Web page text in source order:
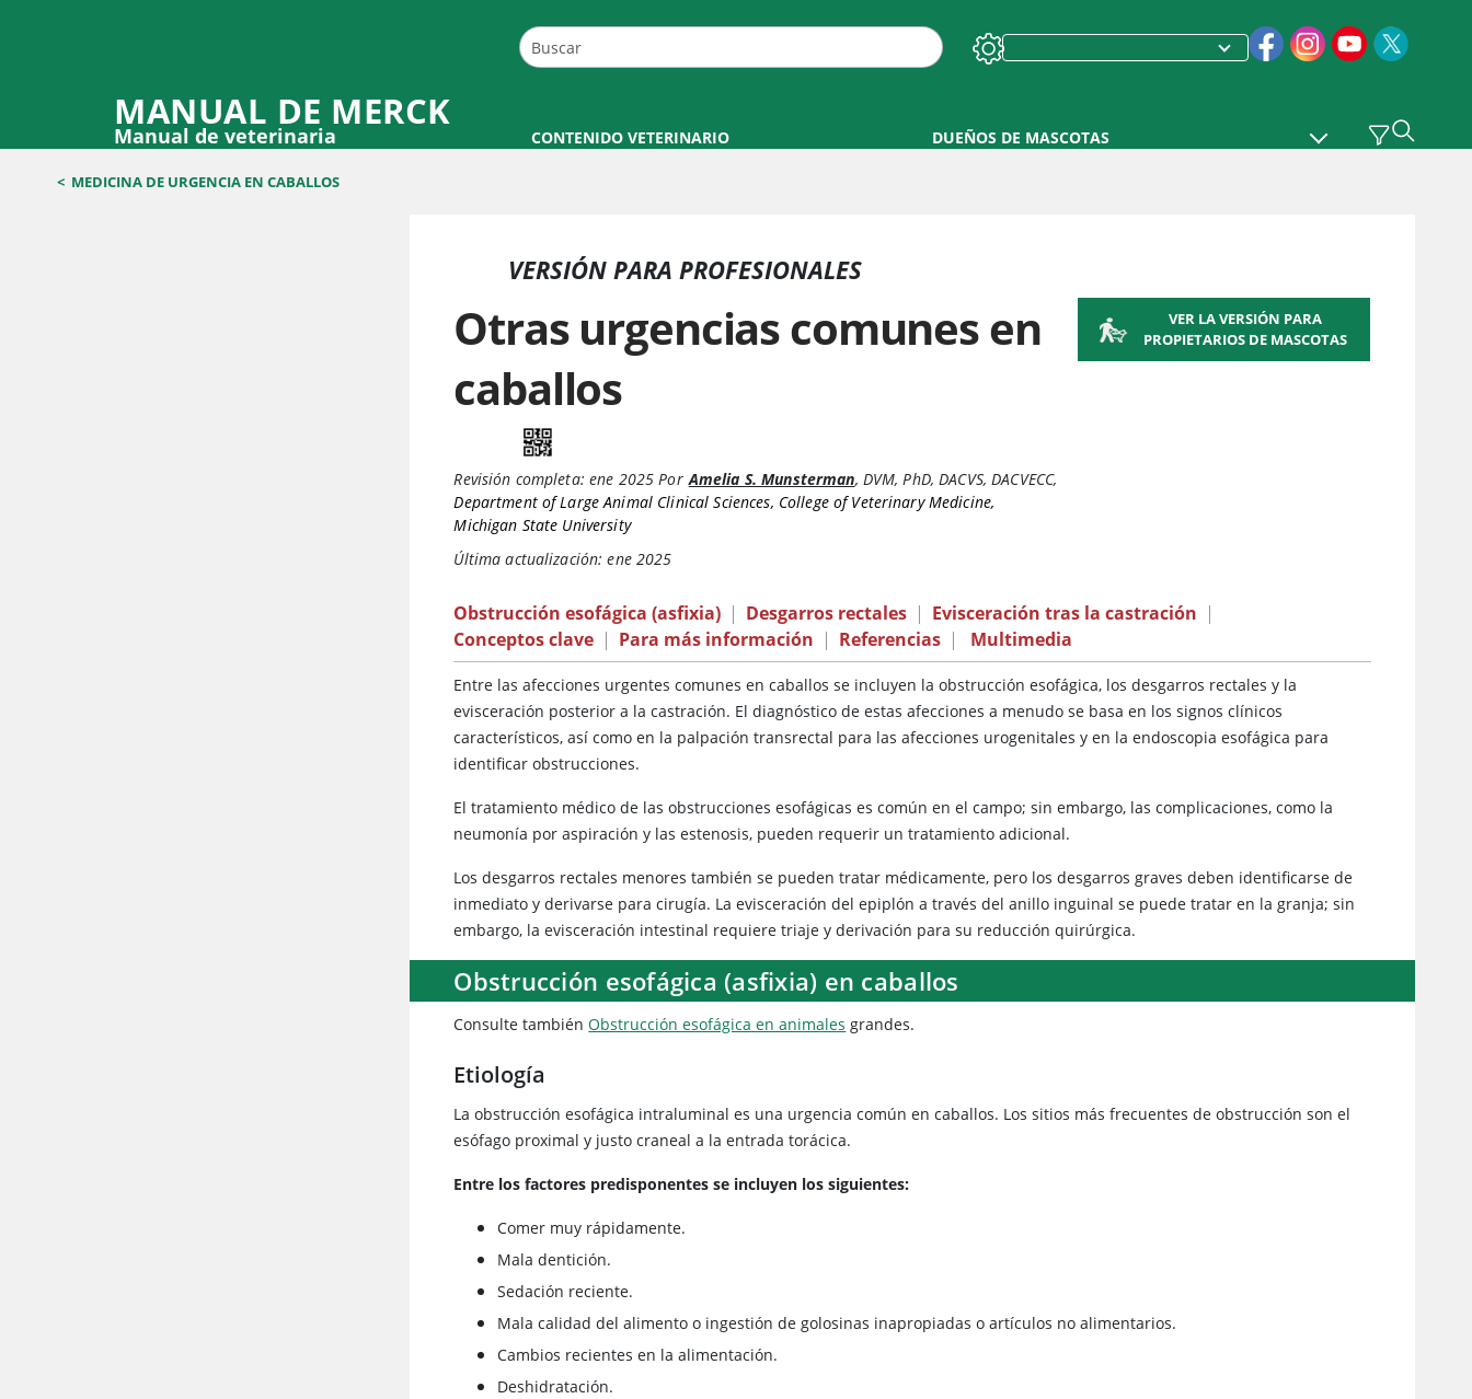
MANUAL DE MERCK
Manual de veterinaria CONTENIDO VETERINARIO DUEÑOS DE MASCOTAS
< MEDICINA DE URGENCIA EN CABALLOS
VERSIÓN PARA PROFESIONALES
Otras urgencias comunes en
caballos
Revisión completa: ene 2025 Por Amelia S. Munsterman, DVM, PhD, DACVS, DACVECC,
Department of Large Animal Clinical Sciences, College of Veterinary Medicine,
Michigan State University
Última actualización: ene 2025
VER LA VERSIÓN PARA
PROPIETARIOS DE MASCOTAS
Obstrucción esofágica (asfixia) | Desgarros rectales | Evisceración tras la castración |
Conceptos clave | Para más información | Referencias | Multimedia
Entre las afecciones urgentes comunes en caballos se incluyen la obstrucción esofágica, los desgarros rectales y la
evisceración posterior a la castración. El diagnóstico de estas afecciones a menudo se basa en los signos clínicos
característicos, así como en la palpación transrectal para las afecciones urogenitales y en la endoscopia esofágica para
identificar obstrucciones.
El tratamiento médico de las obstrucciones esofágicas es común en el campo; sin embargo, las complicaciones, como la
neumonía por aspiración y las estenosis, pueden requerir un tratamiento adicional.
Los desgarros rectales menores también se pueden tratar médicamente, pero los desgarros graves deben identificarse de
inmediato y derivarse para cirugía. La evisceración del epiplón a través del anillo inguinal se puede tratar en la granja; sin
embargo, la evisceración intestinal requiere triaje y derivación para su reducción quirúrgica.
Obstrucción esofágica (asfixia) en caballos
Consulte tambiénObstrucción esofágica en animales grandes.
Etiología
La obstrucción esofágica intraluminal es una urgencia común en caballos. Los sitios más frecuentes de obstrucción son el
esófago proximal y justo craneal a la entrada torácica.
Entre los factores predisponentes se incluyen los siguientes:
Comer muy rápidamente.
Mala dentición.
Sedación reciente.
Mala calidad del alimento o ingestión de golosinas inapropiadas o artículos no alimentarios.
Cambios recientes en la alimentación.
Deshidratación.